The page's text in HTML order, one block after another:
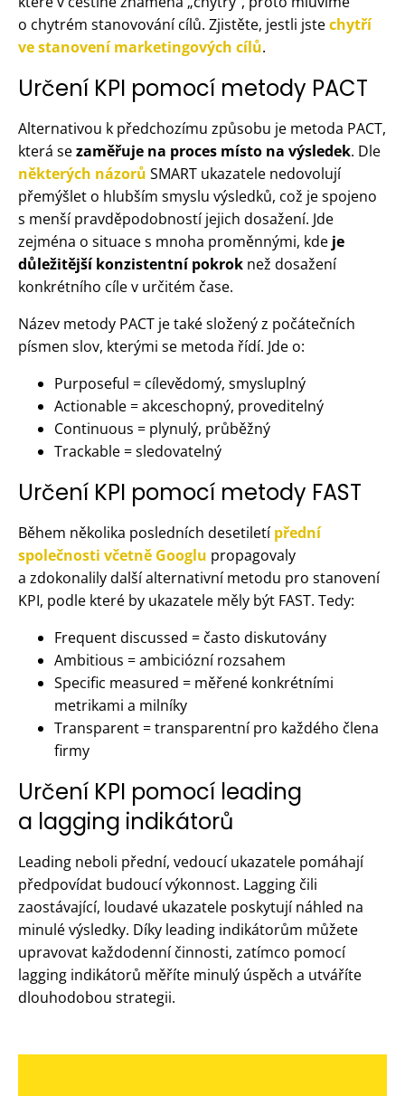
o chytrém stanovování cílů. Zjistěte, jestli jstechytří
ve stanovení marketingových cílů.
Určení KPI pomocí metody PACT
Alternativou k předchozímu způsobu je metoda PACT,
která sezaměřuje na proces místo na výsledek. Dle
některých názorů SMART ukazatele nedovolují
přemýšlet o hlubším smyslu výsledků, což je spojeno
s menší pravděpodobností jejich dosažení. Jde
zejména o situace s mnoha proměnnými, kde je
důležitější konzistentní pokrok než dosažení
konkrétního cíle v určitém čase.
Název metody PACT je také složený z počátečních
písmen slov, kterými se metoda řídí. Jde o:
Purposeful = cílevědomý, smysluplný
Actionable = akceschopný, proveditelný
Continuous = plynulý, průběžný
Trackable = sledovatelný
Určení KPI pomocí metody FAST
Během několika posledních desetiletípřední
společnosti včetně Googlu propagovaly
a zdokonalily další alternativní metodu pro stanovení
KPI, podle které by ukazatele měly být FAST. Tedy:
Frequent discussed = často diskutovány
Ambitious = ambiciózní rozsahem
Specific measured = měřené konkrétními
metrikami a milníky
Transparent = transparentní pro každého člena
firmy
Určení KPI pomocí leading
a lagging indikátorů
Leading neboli přední, vedoucí ukazatele pomáhají
předpovídat budoucí výkonnost. Lagging čili
zaostávající, loudavé ukazatele poskytují náhled na
minulé výsledky. Díky leading indikátorům můžete
upravovat každodenní činnosti, zatímco pomocí
lagging indikátorů měříte minulý úspěch a utváříte
dlouhodobou strategii.